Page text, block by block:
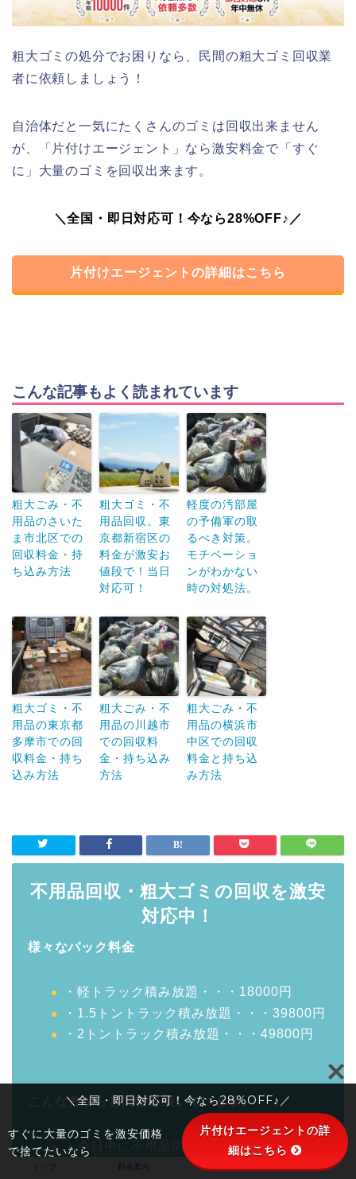
粗大ゴミの処分でお困りなら、民間の粗大ゴミ回収業
者に依頼しましょう！
自治体だと一気にたくさんのゴミは回収出来ません
が、「片付けエージェント」なら激安料金で「すぐ
に」大量のゴミを回収出来ます。
＼全国・即日対応可！今なら28%OFF♪／
片付けエージェントの詳細はこちら
こんな記事もよく読まれています
粗大ごみ・不
用品のさいた
ま市北区での
回収料金・持
ち込み方法
粗大ゴミ・不
用品回収。東
京都新宿区の
料金が激安お
値段で！当日
対応可！
軽度の汚部屋
の予備軍の取
るべき対策。
モチベーショ
ンがわかない
時の対処法。
粗大ゴミ・不
用品の東京都
多摩市での回
収料金・持ち
込み方法
粗大ごみ・不
用品の川越市
での回収料
金・持ち込み
方法
粗大ごみ・不
用品の横浜市
中区での回収
料金と持ち込
み方法
不用品回収・粗大ゴミの回収を激安
対応中！
様々なパック料金
・軽トラック積み放題・・・18000円
・1.5トントラック積み放題・・・39800円
・2トントラック積み放題・・・49800円
こんな方からお問合せ頂いています。
・今日中に不用品回収してほしい。
・土日の休みの日に対応してほしい。
料金案内 会社概要 お客様の声
＼全国・即日対応可！今なら28%OFF♪／
すぐに大量のゴミを激安価格
で捨てたいなら
片付けエージェントの詳
細はこちら